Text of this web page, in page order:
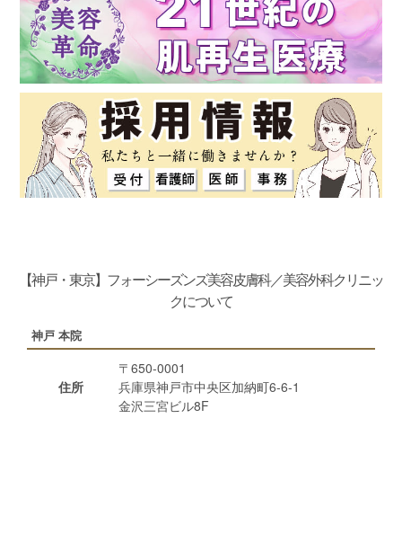
【神戸・東京】フォーシーズンズ美容皮膚科／美容外科クリニッ
クについて
神戸 本院
住所
〒650-0001
兵庫県神戸市中央区加納町6-6-1
金沢三宮ビル8F